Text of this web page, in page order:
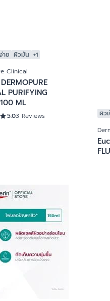
าย ผิวมัน +1
Clinical
PURIFYING
ML
5.03 Reviews ผิว